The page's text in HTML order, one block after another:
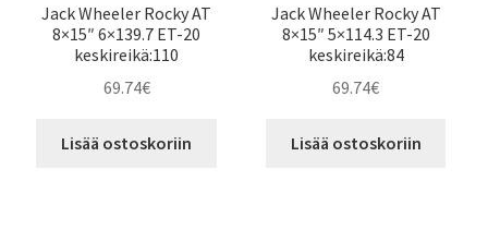
Jack Wheeler Rocky AT
8×15″ 6×139.7 ET-20
keskireikä:110
69.74€
Lisää ostoskoriin
Jack Wheeler Rocky AT
8×15″ 5×114.3 ET-20
keskireikä:84
69.74€
Lisää ostoskoriin